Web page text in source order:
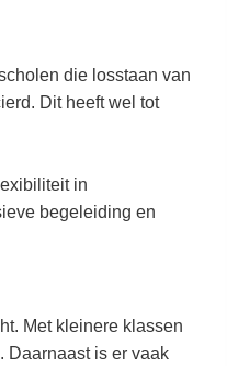
die losstaan van
Dit heeft wel tot
in
begeleiding en
Met kleinere klassen
Daarnaast is er vaak